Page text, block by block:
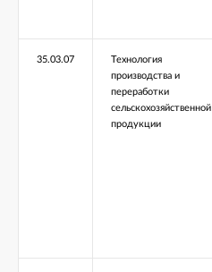
35.03.07
Технология
производства и
переработки
сельскохозяйственной
продукции